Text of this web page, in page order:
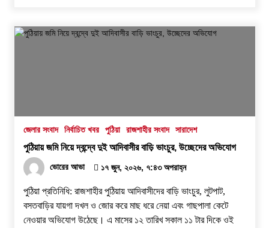
জেলার সংবাদ নির্বাচিত খবর পুঠিয়া রাজশাহীর সংবাদ সারাদেশ
পুঠিয়ায় জমি নিয়ে দ্বন্দ্বে দুই আদিবাসীর বাড়ি ভাংচুর, উচ্ছেদের অভিযোগ
ভোরের আভা ১৭ জুন, ২০২৬, ৭:৪৩ অপরাহ্ন
পুঠিয়া প্রতিনিধি: রাজশাহীর পুঠিয়ায় আদিবাসীদের বাড়ি ভাংচুর, লুটপাট,
বসতবাড়ির যায়গা দখল ও জোর করে মাছ ধরে নেয়া এবং গাছপালা কেটে
নেওয়ার অভিযোগ উঠেছে। এ মাসের ১২ তারিখ সকাল ১১ টার দিকে ওই